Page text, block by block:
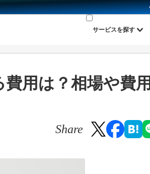
サービスを探す
用は？相場や費用
Share